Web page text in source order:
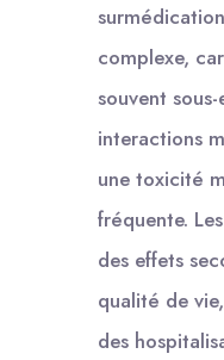
complexe,
souvent
interactions
une toxicité
fréquente.
des effets
qualité de
des